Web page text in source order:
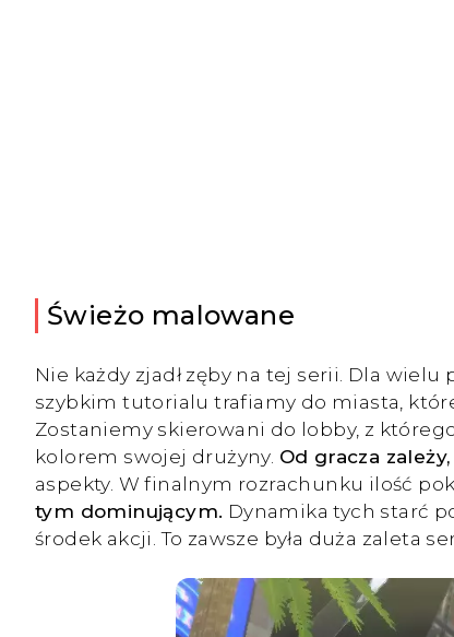
Świeżo malowane
Nie każdy zjadł zęby na tej serii. Dla
szybkim tutorialu trafiamy do miasta,
Zostaniemy skierowani do lobby, z
kolorem swojej drużyny. Od gracza
aspekty. W finalnym rozrachunku ilość
tym dominującym. Dynamika tych starć
środek akcji. To zawsze była duża zaleta